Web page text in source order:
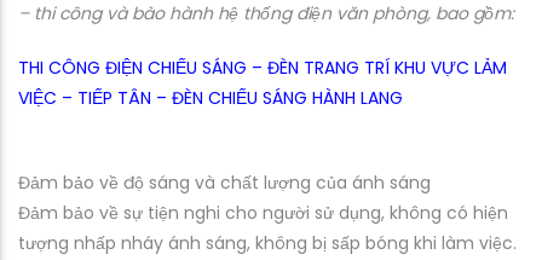
H
Ò
N
– thi công và bào hành hệ thống điện văn phòng, bao gồm:
THI CÔNG ĐIỆN CHIẾU SÁNG – ĐÈN TRANG TRÍ KHU VỰC LẢM
VIỆC – TIẾP TÂN – ĐÈN CHIẾU SÁNG HÀNH LANG
Đảm bảo về độ sáng và chất lượng của ánh sáng
Đảm bảo về sự tiện nghi cho người sử dụng, không có hiện
tượng nhấp nháy ánh sáng, không bị sấp bóng khi làm việc.